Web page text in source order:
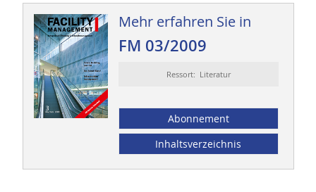
Mehr erfahren Sie in
FM 03/2009
Ressort: Literatur
Abonnement
Inhaltsverzeichnis